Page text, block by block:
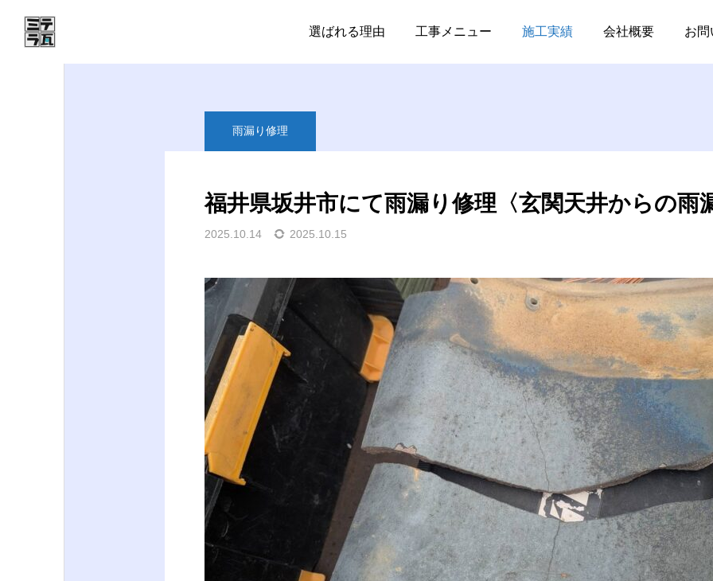
選ばれる理由 工事メニュー 施工実績 会社概要 お問
坂井市にて雨樋の部分交
2026.04.13 2025.10.29 2025.10.14
福井県坂井市にて雨漏り修理〈玄関天井からの雨漏り〉
雨漏り修理
福井県坂井市にて雨漏り修理〈玄関天井からの雨
2025.10.14 2025.10.15